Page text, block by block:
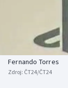
Baseball a
Biatlon
Historické
Aplikace ČT
Fernando Torres
Zdroj: ČT24/ČT24